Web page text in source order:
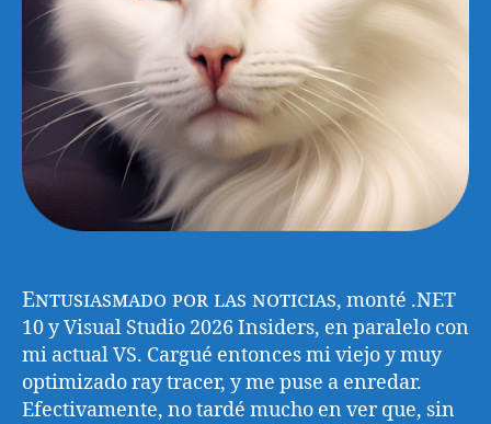
Entusiasmado por las noticias, monté .NET
10 y Visual Studio 2026 Insiders, en paralelo con
mi actual VS. Cargué entonces mi viejo y muy
optimizado ray tracer, y me puse a enredar.
Efectivamente, no tardé mucho en ver que, sin